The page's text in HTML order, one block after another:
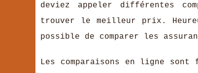
deviez appeler différentes
trouver le meilleur prix.
possible de comparer les
Les comparaisons en ligne